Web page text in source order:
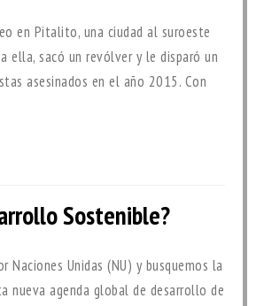
en Pitalito, una ciudad al suroeste
ella, sacó un revólver y le disparó un
asesinados en el año 2015. Con
Sostenible?
Unidas (NU) y busquemos la
nueva agenda global de desarrollo de